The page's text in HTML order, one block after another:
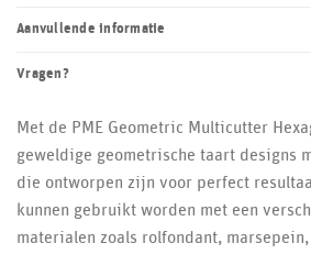
Aanvullende informatie
Vragen?
Met de PME Geometric Multicutter
geweldige geometrische taart designs
die ontworpen zijn voor perfect
kunnen gebruikt worden met een
materialen zoals rolfondant,